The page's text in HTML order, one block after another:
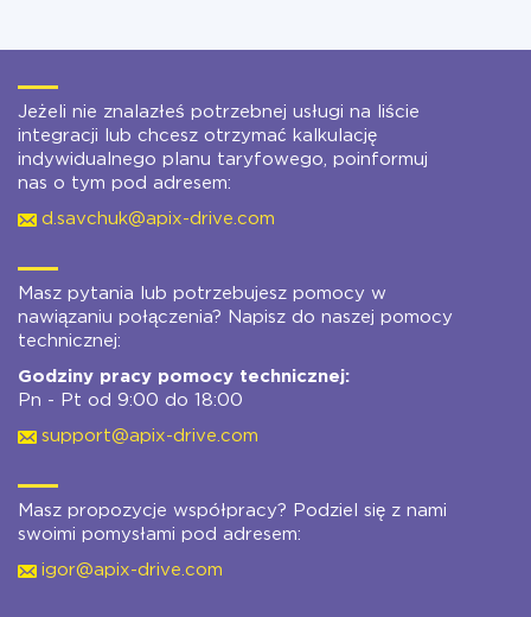
Jeżeli nie znalazłeś potrzebnej usługi na liście
integracji lub chcesz otrzymać kalkulację
indywidualnego planu taryfowego, poinformuj
nas o tym pod adresem:
d.savchuk@apix-drive.com
Masz pytania lub potrzebujesz pomocy w
nawiązaniu połączenia? Napisz do naszej pomocy
technicznej:
Godziny pracy pomocy technicznej:
Pn - Pt od 9:00 do 18:00
support@apix-drive.com
Masz propozycje współpracy? Podziel się z nami
swoimi pomysłami pod adresem:
igor@apix-drive.com